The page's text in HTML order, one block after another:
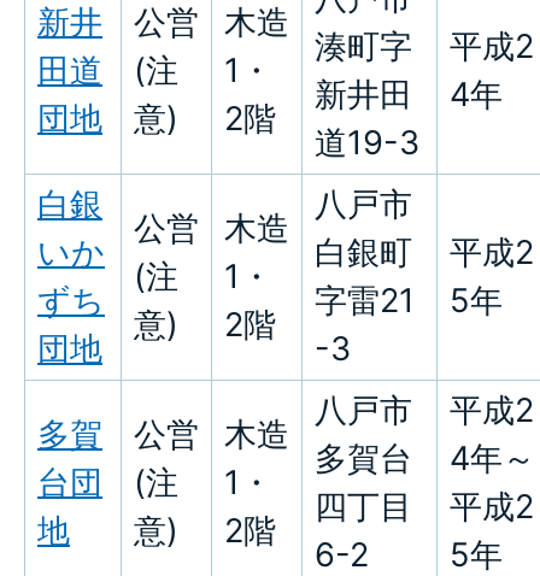
新井
田道
団地
公営
(注
意)
木造
1・
2階
湊町字
新井田
道19-3
平成2
4年
白銀
いか
ずち
団地
公営
(注
意)
木造
1・
2階
八戸市
白銀町
字雷21
-3
平成2
5年
多賀
台団
地
公営
(注
意)
木造
1・
2階
八戸市
多賀台
四丁目
6-2
平成2
4年～
平成2
5年